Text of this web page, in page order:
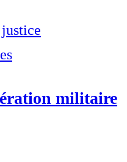
militaire